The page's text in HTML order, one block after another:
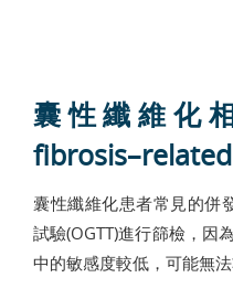
囊性纖維化
囊性纖維化患者常見的併
試驗(OGTT)進行篩檢，因
中的敏感度較低，可能無